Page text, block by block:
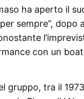
ha aperto il
sempre”,
con un
gruppo, tra il